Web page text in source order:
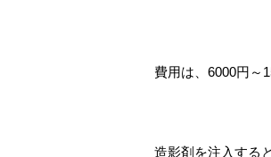
費用は、6000円～
造影剤を注入する